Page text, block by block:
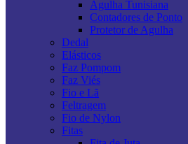
Agulha Tunisiana
Contadores de Ponto
Protetor de Agulha
Dedal
Elásticos
Faz Pompom
Faz Viés
Fio e Lã
Feltragem
Fio de Nylon
Fitas